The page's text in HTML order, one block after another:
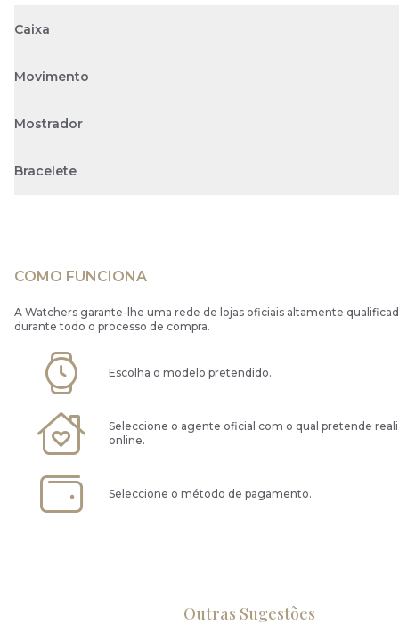
Caixa
Movimento
Mostrador
Bracelete
COMO FUNCIONA
A Watchers garante-lhe uma rede de lojas oficiais altamente
durante todo o processo de compra.
Escolha o modelo pretendido.
Seleccione o agente oficial com o qual pretende
online.
Seleccione o método de pagamento.
Outras Sugestões